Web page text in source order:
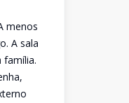
menos
A sala
família.